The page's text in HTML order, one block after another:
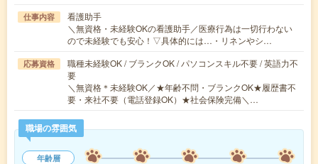
仕事内容
看護助手
＼無資格・未経験OKの看護助手／医療行為は一切行わない
ので未経験でも安心！▽具体的には…・リネンやシ…
応募資格
職種未経験OK / ブランクOK / パソコンスキル不要 / 英語力不
要
＼無資格＊未経験OK／★年齢不問・ブランクOK★履歴書不
要・来社不要（電話登録OK）★社会保険完備＼…
職場の雰囲気
年齢層